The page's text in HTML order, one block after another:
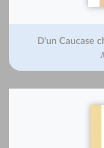
D'un Caucase